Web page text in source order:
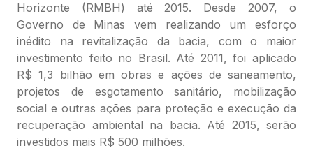
Horizonte (RMBH) até 2015. Desde 2007, o
Governo de Minas vem realizando um esforço
inédito na revitalização da bacia, com o maior
investimento feito no Brasil. Até 2011, foi aplicado
R$ 1,3 bilhão em obras e ações de saneamento,
projetos de esgotamento sanitário, mobilização
social e outras ações para proteção e execução da
recuperação ambiental na bacia. Até 2015, serão
investidos mais R$ 500 milhões.